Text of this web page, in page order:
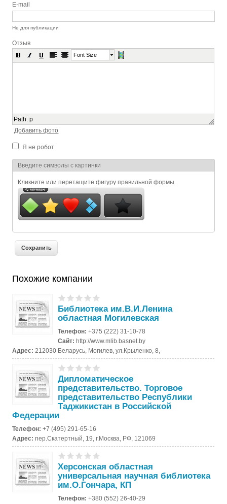
E-mail
Не для публикации
Отзыв
Font Size
Path:p
Добавить фото
Я не робот
Я спамер
Введите символы с картинки
Кликните или перетащите фигуру правильной формы.
Похожие компании
Библиотека им.В.И.Ленина
областная Могилевская
Телефон:+375 (222) 31-10-78
Сайт:http://www.mlib.basnet.by
Адрес: 212030 Беларусь, Могилев, ул.Крыленко, 8,
Дипломатическое
представительство. Торговое
представительство Республики
Таджикистан в Российской
Федерации
Телефон:+7 (495) 291-65-16
Адрес:пер.Скатертный, 19, г.Москва, РФ, 121069
Херсонская областная
универсальная научная библиотека
им.О.Гончара, КП
Телефон:+380 (552) 26-40-29